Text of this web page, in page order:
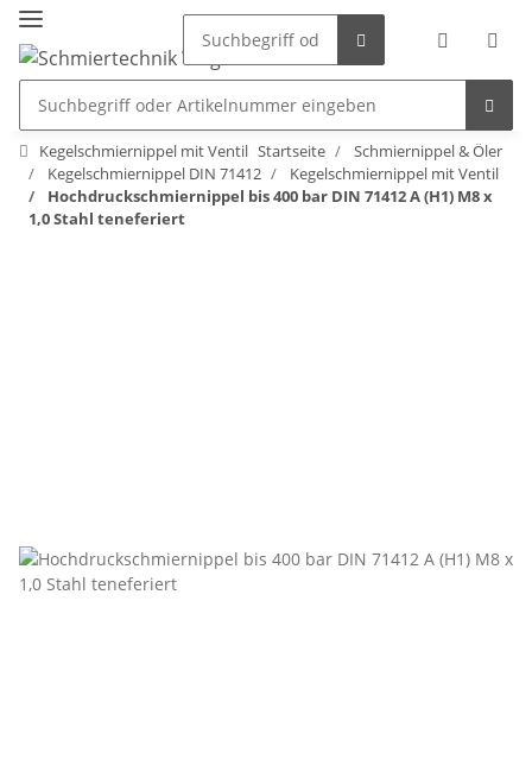
Kegelschmiernippel mit Ventil Startseite
Schmiernippel & Öler
Kegelschmiernippel DIN 71412
Kegelschmiernippel mit Ventil
Hochdruckschmiernippel bis 400 bar DIN 71412 A (H1) M8 x
1,0 Stahl teneferiert